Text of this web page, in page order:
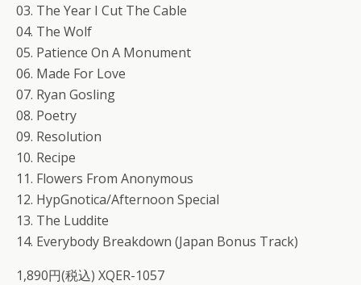
03. The Year I Cut The Cable
04. The Wolf
05. Patience On A Monument
06. Made For Love
07. Ryan Gosling
08. Poetry
09. Resolution
10. Recipe
11. Flowers From Anonymous
12. HypGnotica/Afternoon Special
13. The Luddite
14. Everybody Breakdown (Japan Bonus Track)
1,890円(税込) XQER-1057